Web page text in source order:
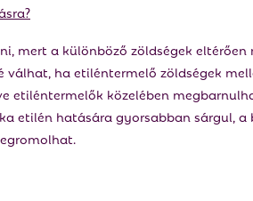
mert a különböző zöldségek eltérően
válhat, ha etiléntermelő zöldségek
etiléntermelők közelében
etilén hatására gyorsabban sárgul,